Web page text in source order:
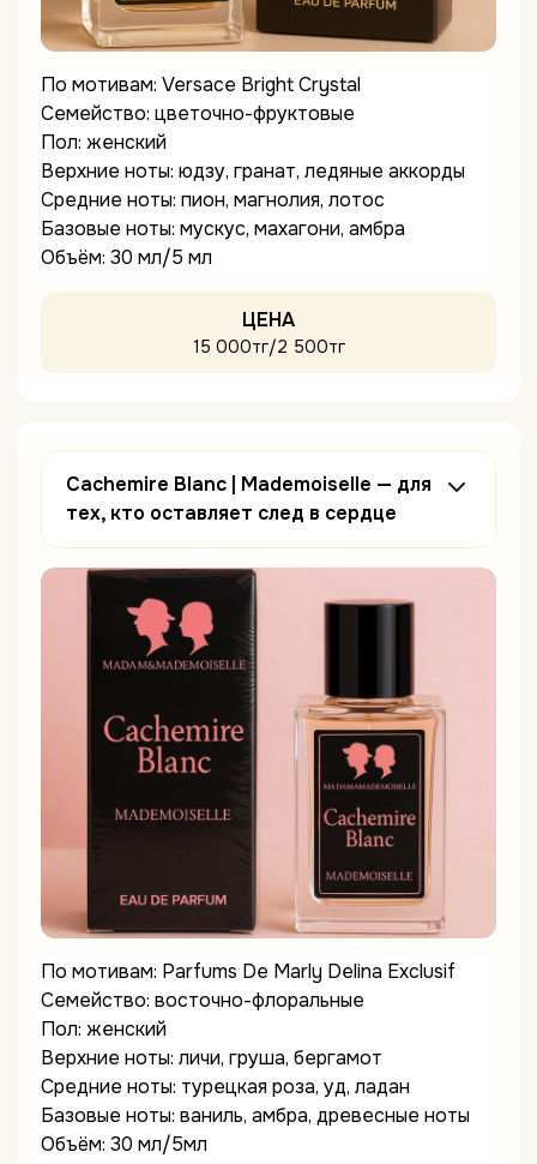
По мотивам: Versace Bright Crystal
Семейство: цветочно-фруктовые
Пол: женский
Верхние ноты: юдзу, гранат, ледяные аккорды
Средние ноты: пион, магнолия, лотос
Базовые ноты: мускус, махагони, амбра
Объём: 30 мл/5 мл
ЦЕНА
15 000тг/2 500тг
Cachemire Blanc | Mademoiselle — для
тех, кто оставляет след в сердце
По мотивам: Parfums De Marly Delina Exclusif
Семейство: восточно-флоральные
Пол: женский
Верхние ноты: личи, груша, бергамот
Средние ноты: турецкая роза, уд, ладан
Базовые ноты: ваниль, амбра, древесные ноты
Объём: 30 мл/5мл